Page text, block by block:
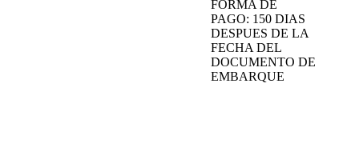
FORMA DE
PAGO: 150 DIAS
DESPUES DE LA
FECHA DEL
DOCUMENTO DE
EMBARQUE